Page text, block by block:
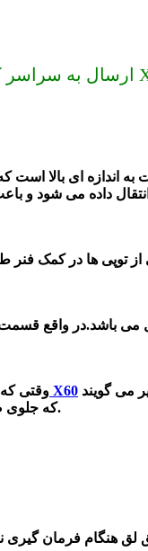
به اندازه ای بالا
داده می شود و
می باشد.در واقع قسمت
وقتی توپی سر کمک لیفان X60
که جلوی ضربه هایی که از بالا و پایین به کمک فنر می آید را می گیرد.
لق هنگام فرمان گیری